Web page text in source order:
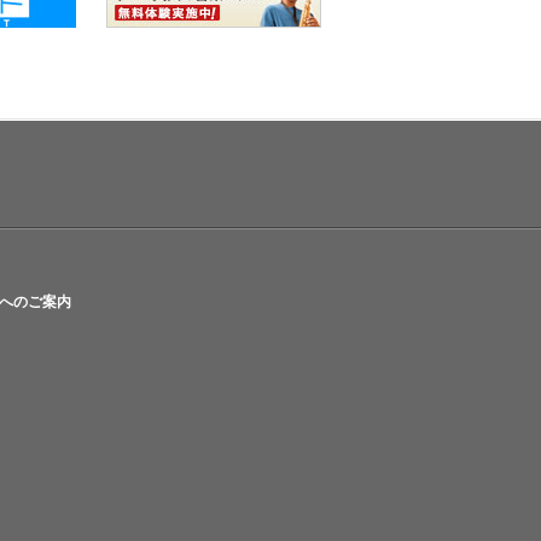
のご案内